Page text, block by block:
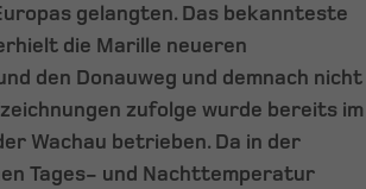
gelangten. Das bekannteste
die Marille neueren
den Donauweg und demnach nicht
zufolge wurde bereits im
Wachau betrieben. Da in der
Tages- und Nachttemperatur